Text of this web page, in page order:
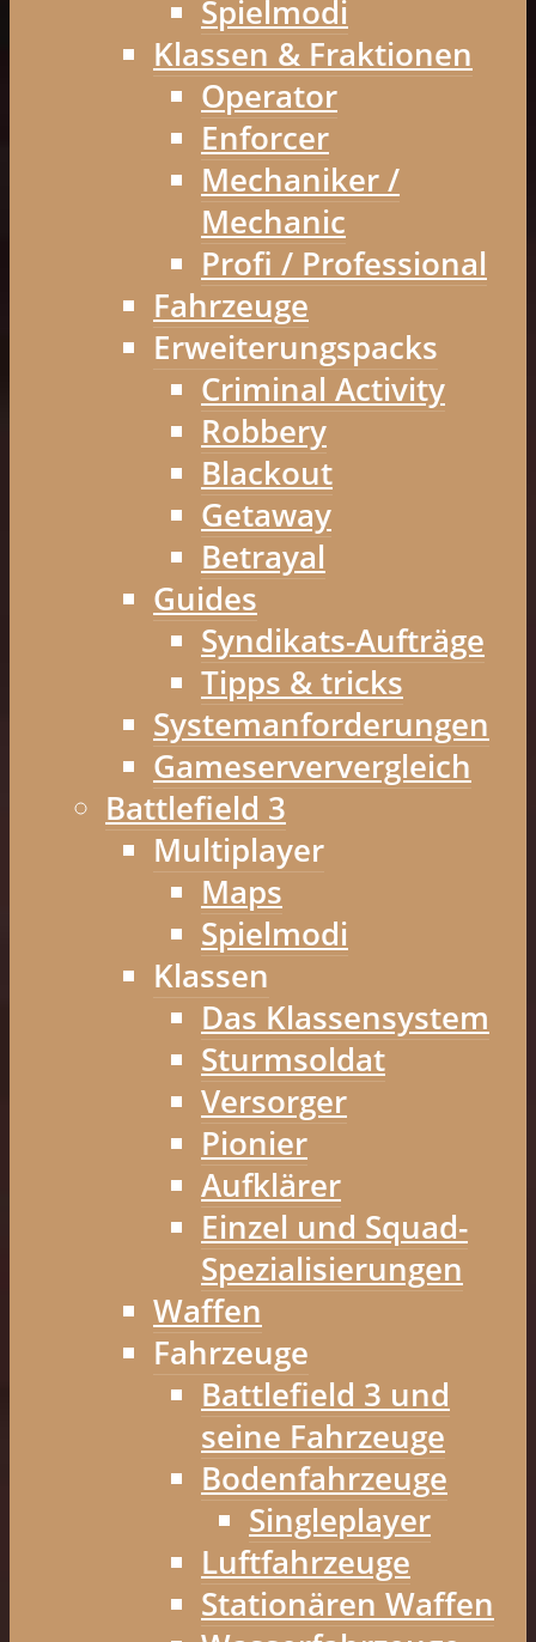
Spielmodi
Klassen & Fraktionen
Operator
Enforcer
Mechaniker /
Mechanic
Profi / Professional
Fahrzeuge
Erweiterungspacks
Criminal Activity
Robbery
Blackout
Getaway
Betrayal
Guides
Syndikats-Aufträge
Tipps & tricks
Systemanforderungen
Gameserververgleich
Battlefield 3
Multiplayer
Maps
Spielmodi
Klassen
Das Klassensystem
Sturmsoldat
Versorger
Pionier
Aufklärer
Einzel und Squad-
Spezialisierungen
Waffen
Fahrzeuge
Battlefield 3 und
seine Fahrzeuge
Bodenfahrzeuge
Singleplayer
Luftfahrzeuge
Stationären Waffen